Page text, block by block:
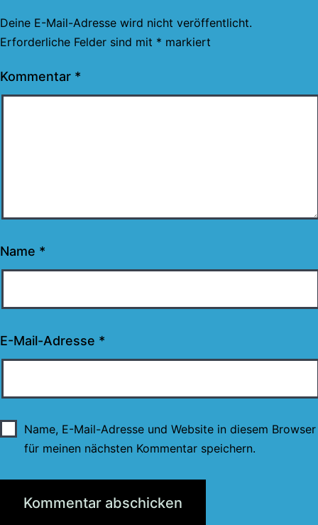
Deine E-Mail-Adresse wird nicht veröffentlicht.
Erforderliche Felder sind mit * markiert
Kommentar *
Name *
E-Mail-Adresse *
Name, E-Mail-Adresse und Website in diesem Browser
für meinen nächsten Kommentar speichern.